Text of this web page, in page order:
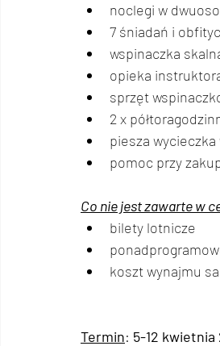
noclegi w
7 śniadań i
wspinaczka
opieka
sprzęt
2 x
piesza wycieczka
pomoc przy
Co nie jest zawarte w
bilety lotnicze
koszt wynajmu
Termin: 5-12 kwietnia